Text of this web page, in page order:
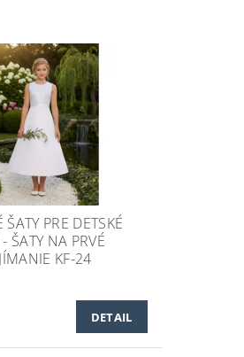
ŠATY PRE DETSKÉ
ŠATY NA PRVÉ
KF-24
DETAIL